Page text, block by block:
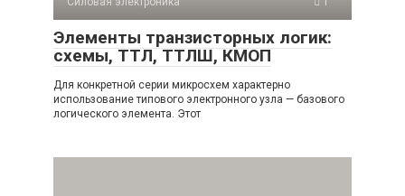
Элементы транзисторных логик:
схемы, ТТЛ, ТТЛШ, КМОП
Для конкретной серии микросхем характерно
использование типового электронного узла — базового
логического элемента. Этот